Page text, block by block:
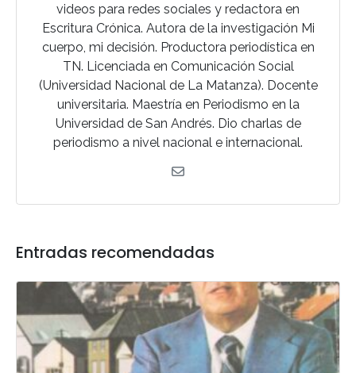
videos para redes sociales y redactora en
Escritura Crónica. Autora de la investigación Mi
cuerpo, mi decisión. Productora periodística en
TN. Licenciada en Comunicación Social
(Universidad Nacional de La Matanza). Docente
universitaria. Maestría en Periodismo en la
Universidad de San Andrés. Dio charlas de
periodismo a nivel nacional e internacional.
Entradas recomendadas